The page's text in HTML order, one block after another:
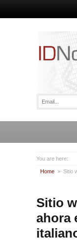
You are here:
Home Sitio
Sitio
ahora